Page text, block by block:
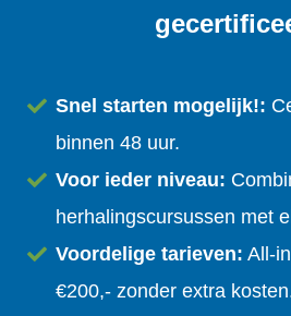
Snel starten mogelijk!:
binnen 48 uur.
Voor ieder niveau:
herhalingscursussen met
Voordelige tarieven: All-
€200,- zonder extra